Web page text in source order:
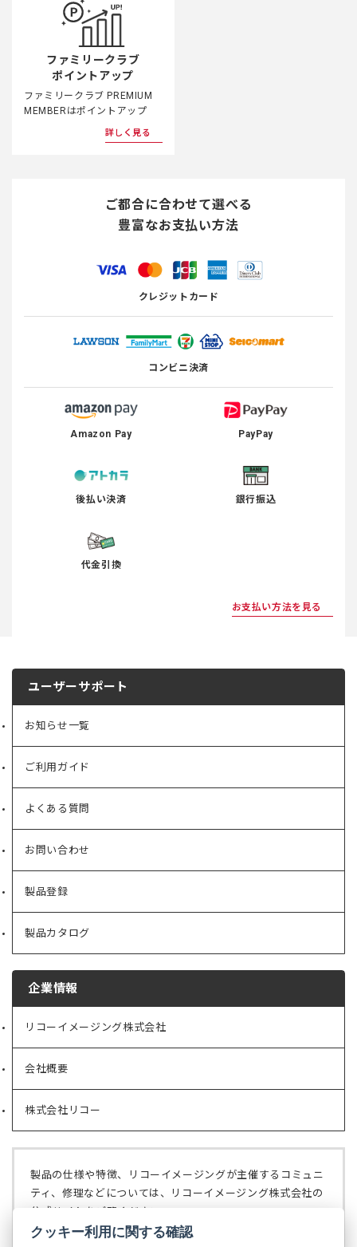
ファミリークラブ
ポイントアップ
ファミリークラブ PREMIUM
MEMBERはポイントアップ
詳しく見る
ご都合に合わせて選べる
豊富なお支払い方法
クレジットカード
コンビニ決済
Amazon Pay PayPay
後払い決済 銀行振込
代金引換
お支払い方法を見る
ユーザーサポート
お知らせ一覧
ご利用ガイド
よくある質問
お問い合わせ
製品登録
製品カタログ
企業情報
リコーイメージング株式会社
（新
タ
ブ
で
開
く）
会社概要
（新
タ
ブ
で
く）
株式会社リコー
（新
ブ
で
開
製品の仕様や特徴、リコーイメージングが主催するコミュニ
ティ、修理などについては、リコーイメージング株式会社の
公式サイトをご覧ください。
リコーイメージング株式会社の公式サイト
（新
クッキー利用に関する確認